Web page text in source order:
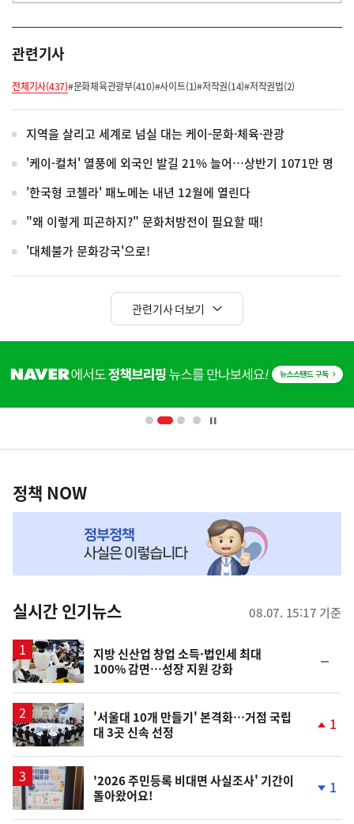
관련기사
전체기사(437)#문화체육관광부(410)#사이트(1)#저작권(14)#저작권법(2)
지역을 살리고 세계로 넘실 대는 케이-문화·체육·관광
'케이-컬처' 열풍에 외국인 발길 21% 늘어…상반기 1071만 명
'한국형 코첼라' 패노메논 내년 12월에 열린다
"왜 이렇게 피곤하지?" 문화처방전이 필요할 때!
'대체불가 문화강국'으로!
관련기사 더보기
단
영
책
NOW,
뉴
스
정책 NOW
실시간 인기뉴스 08.07. 15:17 기준
지방 신산업 창업 소득·법인세 최대
100% 감면…성장 지원 강화
일
'서울대 10개 만들기' 본격화…거점 국립
대 3곳 신속 선정
1
'2026 주민등록 비대면 사실조사' 기간이
돌아왔어요!
1